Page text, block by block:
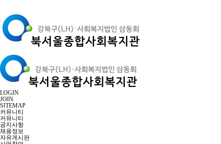
LOGIN
JOIN
SITEMAP
커뮤니티
커뮤니티
공지사항
채용정보
자유게시판